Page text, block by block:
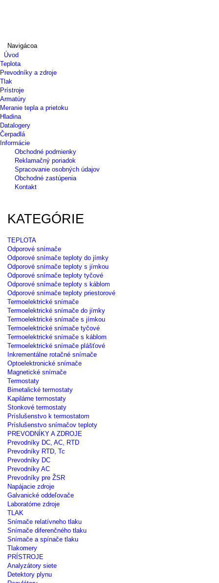
Navigácoa
Úvod
Teplota
Prevodníky a zdroje
Tlak
Prístroje
Armatúry
Meranie tepla a prietoku
Hladina
Datalogery
Čerpadlá
Informácie
Obchodné podmienky
Reklamačný poriadok
Spracovanie osobných údajov
Obchodné zastúpenia
Kontakt
KATEGÓRIE
TEPLOTA
Odporové snímače
Odporové snímače teploty do jímky
Odporové snímače teploty s jímkou
Odporové snímače teploty tyčové
Odporové snímače teploty s káblom
Odporové snímače teploty priestorové
Termoelektrické snímače
Termoelektrické snímače do jímky
Termoelektrické snímače s jímkou
Termoelektrické snímače tyčové
Termoelektrické snímače s káblom
Termoelektrické snímače plášťové
Inkrementálne rotačné snímače
Optoelektronické snímače
Magnetické snímače
Termostaty
Bimetalické termostaty
Kapilárne termostaty
Stonkové termostaty
Príslušenstvo k termostatom
Príslušenstvo snímačov teploty
PREVODNÍKY A ZDROJE
Prevodníky DC, AC, RTD
Prevodníky RTD, Tc
Prevodníky DC
Prevodníky AC
Prevodníky pre ŽSR
Napájacie zdroje
Galvanické oddeľovače
Laboratórne zdroje
TLAK
Snímače relatívneho tlaku
Snímače diferenčného tlaku
Snímače a spínače tlaku
Tlakomery
PRÍSTROJE
Analyzátory siete
Detektory plynu